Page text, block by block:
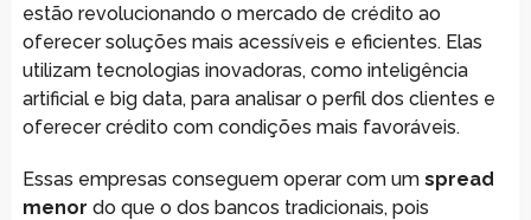
estão revolucionando o mercado de crédito ao
oferecer soluções mais acessíveis e eficientes. Elas
utilizam tecnologias inovadoras, como inteligência
artificial e big data, para analisar o perfil dos clientes e
oferecer crédito com condições mais favoráveis.
Essas empresas conseguem operar com um spread
menor do que o dos bancos tradicionais, pois